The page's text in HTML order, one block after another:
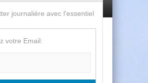
journalière avec l'essentiel
votre Email: